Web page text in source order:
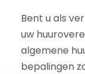
Bent u als
uw
algemene
bepalingen